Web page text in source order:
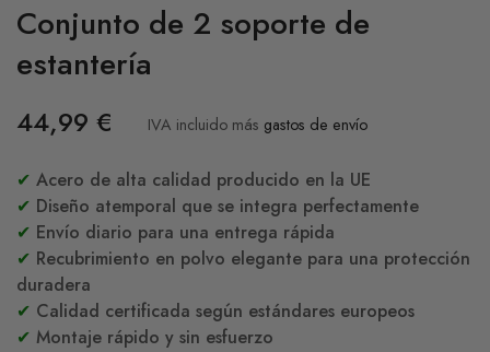
Conjunto de 2 soporte de
estantería
44,99 € IVA incluido más gastos de envío
✔ Acero de alta calidad producido en la UE
✔ Diseño atemporal que se integra perfectamente
✔ Envío diario para una entrega rápida
✔ Recubrimiento en polvo elegante para una protección
duradera
✔ Calidad certificada según estándares europeos
✔ Montaje rápido y sin esfuerzo